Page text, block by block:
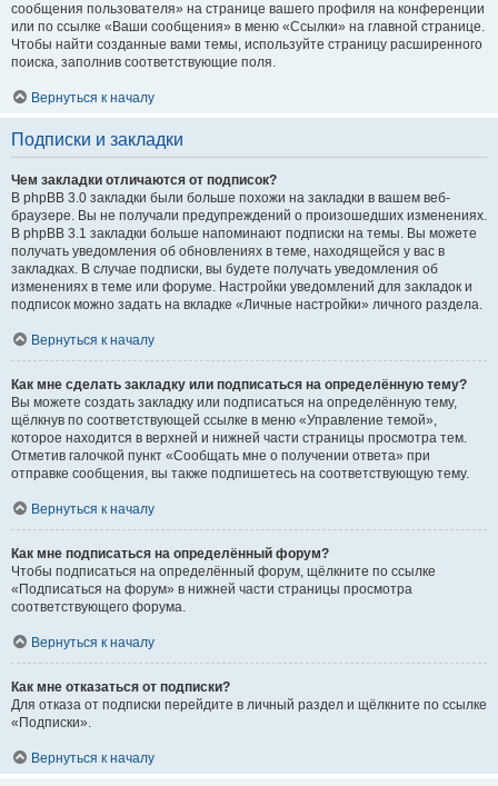
сообщения пользователя» на странице вашего профиля на конференции
или по ссылке «Ваши сообщения» в меню «Ссылки» на главной странице.
Чтобы найти созданные вами темы, используйте страницу расширенного
поиска, заполнив соответствующие поля.
Вернуться к началу
Подписки и закладки
Чем закладки отличаются от подписок?
В phpBB 3.0 закладки были больше похожи на закладки в вашем веб-
браузере. Вы не получали предупреждений о произошедших изменениях.
В phpBB 3.1 закладки больше напоминают подписки на темы. Вы можете
получать уведомления об обновлениях в теме, находящейся у вас в
закладках. В случае подписки, вы будете получать уведомления об
изменениях в теме или форуме. Настройки уведомлений для закладок и
подписок можно задать на вкладке «Личные настройки» личного раздела.
Вернуться к началу
Как мне сделать закладку или подписаться на определённую тему?
Вы можете создать закладку или подписаться на определённую тему,
щёлкнув по соответствующей ссылке в меню «Управление темой»,
которое находится в верхней и нижней части страницы просмотра тем.
Отметив галочкой пункт «Сообщать мне о получении ответа» при
отправке сообщения, вы также подпишетесь на соответствующую тему.
Вернуться к началу
Как мне подписаться на определённый форум?
Чтобы подписаться на определённый форум, щёлкните по ссылке
«Подписаться на форум» в нижней части страницы просмотра
соответствующего форума.
Вернуться к началу
Как мне отказаться от подписки?
Для отказа от подписки перейдите в личный раздел и щёлкните по ссылке
«Подписки».
Вернуться к началу